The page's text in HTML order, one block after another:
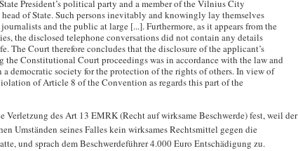
President’s political party and a member of the Vilnius City
of State. Such persons inevitably and knowingly lay themselves
and the public at large [...]. Furthermore, as it appears from the
the disclosed telephone conversations did not contain any details
The Court therefore concludes that the disclosure of the applicant’s
the Constitutional Court proceedings was in accordance with the law and
a democratic society for the protection of the rights of others. In view of
of Article 8 of the Convention as regards this part of the
Verletzung des Art 13 EMRK (Recht auf wirksame Beschwerde) fest, weil der
Umständen seines Falles kein wirksames Rechtsmittel gegen die
und sprach dem Beschwerdeführer 4.000 Euro Entschädigung zu.